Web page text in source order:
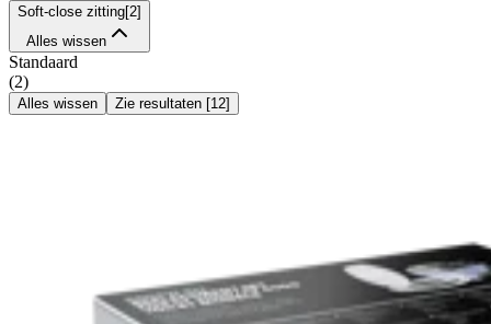
Soft-close zitting[2]
Alles wissen
Standaard
(2)
Alles wissen Zie resultaten [12]